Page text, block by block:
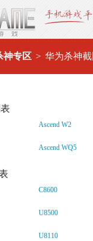
神专区 华为杀神截
Ascend W2
Ascend WQ5
C8600
U8500
U8110